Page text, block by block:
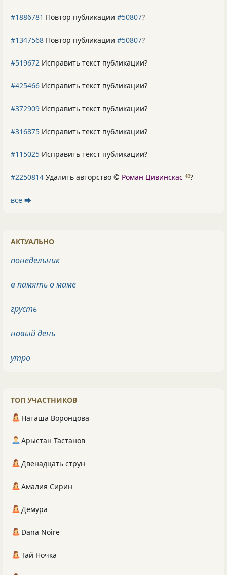
#1886781 Повтор публикации #50807?
#1347568 Повтор публикации #50807?
#519672 Исправить текст публикации?
#425466 Исправить текст публикации?
#372909 Исправить текст публикации?
#316875 Исправить текст публикации?
#115025 Исправить текст публикации?
#2250814 Удалить авторство © Роман Цивинскас 48?
все ⮕
АКТУАЛЬНО
понедельник
в память о маме
грусть
новый день
утро
ТОП УЧАСТНИКОВ
Наташа Воронцова
Арыстан Тастанов
Двенадцать струн
Амалия Сирин
Демура
Dana Noire
Тай Ночка